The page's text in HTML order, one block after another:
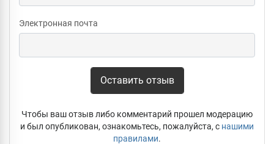
Электронная почта
Оставить отзыв
Чтобы ваш отзыв либо комментарий прошел модерацию
и был опубликован, ознакомьтесь, пожалуйста, с нашими
правилами.